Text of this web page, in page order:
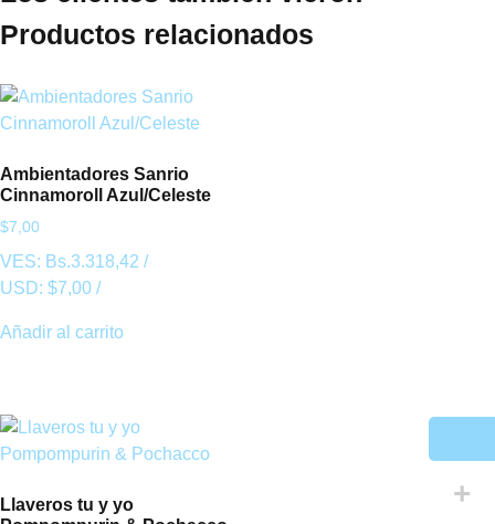
Productos relacionados
Ambientadores Sanrio
Cinnamoroll Azul/Celeste
$7,00
VES: Bs.3.318,42 /
USD: $7,00 /
Añadir al carrito
Llaveros tu y yo